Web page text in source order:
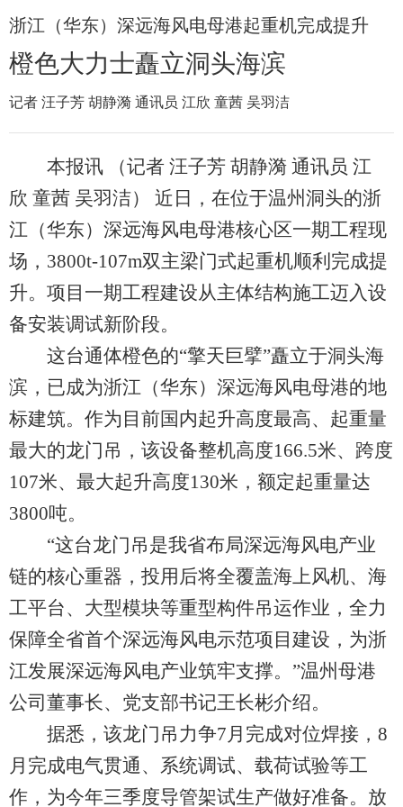
浙江（华东）深远海风电母港起重机完成提升
橙色大力士矗立洞头海滨
记者 汪子芳 胡静漪 通讯员 江欣 童茜 吴羽洁
本报讯 （记者 汪子芳 胡静漪 通讯员 江
欣 童茜 吴羽洁） 近日，在位于温州洞头的浙
江（华东）深远海风电母港核心区一期工程现
场，3800t-107m双主梁门式起重机顺利完成提
升。项目一期工程建设从主体结构施工迈入设
备安装调试新阶段。
这台通体橙色的“擎天巨擘”矗立于洞头海
滨，已成为浙江（华东）深远海风电母港的地
标建筑。作为目前国内起升高度最高、起重量
最大的龙门吊，该设备整机高度166.5米、跨度
107米、最大起升高度130米，额定起重量达
3800吨。
“这台龙门吊是我省布局深远海风电产业
链的核心重器，投用后将全覆盖海上风机、海
工平台、大型模块等重型构件吊运作业，全力
保障全省首个深远海风电示范项目建设，为浙
江发展深远海风电产业筑牢支撑。”温州母港
公司董事长、党支部书记王长彬介绍。
据悉，该龙门吊力争7月完成对位焊接，8
月完成电气贯通、系统调试、载荷试验等工
作，为今年三季度导管架试生产做好准备。放